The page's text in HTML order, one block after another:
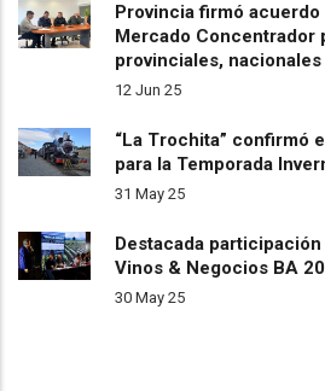
Provincia firmó
Mercado Concentrador
provinciales,
12 Jun 25
“La Trochita” confirmó
para la Temporada
31 May 25
Destacada
Vinos & Negocios BA
30 May 25